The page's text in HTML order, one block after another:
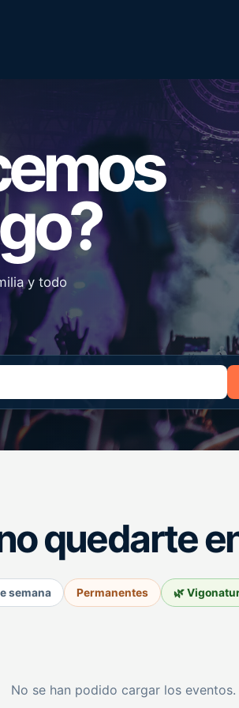
y todo
quedarte
semana Permanentes 🌿
No se han podido cargar los